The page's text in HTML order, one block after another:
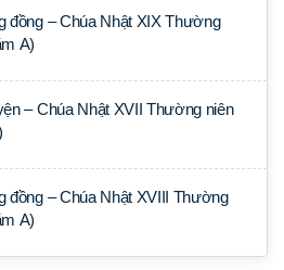
đồng – Chúa Nhật XIX Thường
A)
– Chúa Nhật XVII Thường niên
đồng – Chúa Nhật XVIII Thường
A)